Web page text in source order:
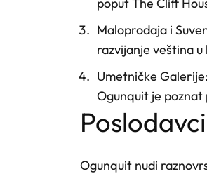
Maloprodaja i
razvijanje veština
Umetničke Galerije
Ogunquit je poznat
Ogunquit nudi